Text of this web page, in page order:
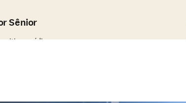
Sênior
médicos